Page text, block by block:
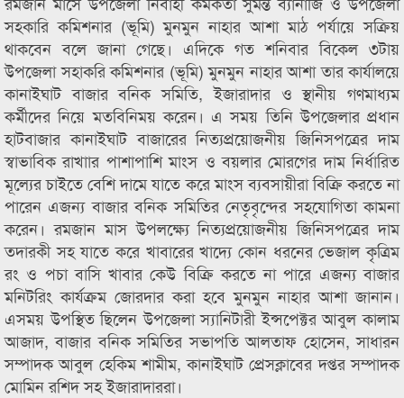
সহকারি কমিশনার (ভূমি) মুনমুন নাহার আশা মাঠ পর্যায়ে সক্রিয়
থাকবেন বলে জানা গেছে। এদিকে গত শনিবার বিকেল ৩টায়
উপজেলা সহাকরি কমিশনার (ভূমি) মুনমুন নাহার আশা তার কার্যালয়ে
কানাইঘাট বাজার বনিক সমিতি, ইজারাদার ও স্থানীয় গণমাধ্যম
কর্মীদের নিয়ে মতবিনিময় করেন। এ সময় তিনি উপজেলার প্রধান
হাটবাজার কানাইঘাট বাজারের নিত্যপ্রয়োজনীয় জিনিসপত্রের দাম
স্বাভাবিক রাখাার পাশাপাশি মাংস ও বয়লার মোরগের দাম নির্ধারিত
মূল্যের চাইতে বেশি দামে যাতে করে মাংস ব্যবসায়ীরা বিক্রি করতে না
পারেন এজন্য বাজার বনিক সমিতির নেতৃবৃন্দের সহযোগিতা কামনা
করেন। রমজান মাস উপলক্ষ্যে নিত্যপ্রয়োজনীয় জিনিসপত্রের দাম
তদারকী সহ যাতে করে খাবারের খাদ্যে কোন ধরনের ভেজাল কৃত্রিম
রং ও পচা বাসি খাবার কেউ বিক্রি করতে না পারে এজন্য বাজার
মনিটরিং কার্যক্রম জোরদার করা হবে মুনমুন নাহার আশা জানান।
এসময় উপস্থিত ছিলেন উপজেলা স্যানিটারী ইন্সপেক্টর আবুল কালাম
আজাদ, বাজার বনিক সমিতির সভাপতি আলতাফ হোসেন, সাধারন
সম্পাদক আবুল হেকিম শামীম, কানাইঘাট প্রেসক্লাবের দপ্তর সম্পাদক
মোমিন রশিদ সহ ইজারাদাররা।